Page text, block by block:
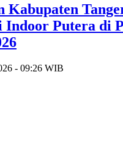
Kabupaten
Indoor Putera di
- 09:26 WIB